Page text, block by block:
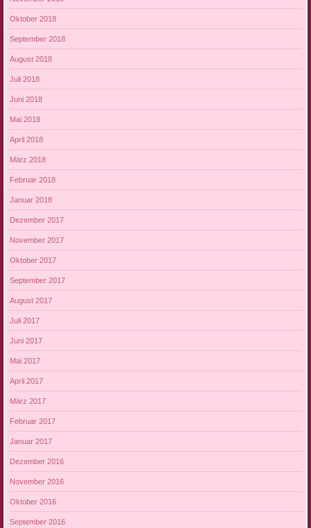
Oktober 2018
September 2018
August 2018
Juli 2018
Juni 2018
Mai 2018
April 2018
März 2018
Februar 2018
Januar 2018
Dezember 2017
November 2017
Oktober 2017
September 2017
August 2017
Juli 2017
Juni 2017
Mai 2017
April 2017
März 2017
Februar 2017
Januar 2017
Dezember 2016
November 2016
Oktober 2016
September 2016